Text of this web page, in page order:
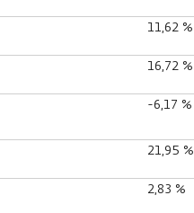
11,62 %
16,72 %
-6,17 %
21,95 %
2,83 %